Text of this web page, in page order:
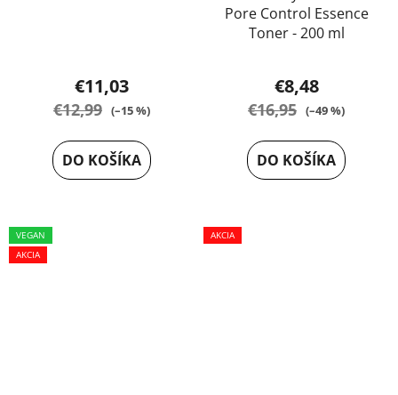
produktu
je
z
5
€11,03
€12,99 (–15 %)
DO KOŠÍKA
Pore Control Essence
Toner - 200 ml
€8,48
€16,95 (–49 %)
DO KOŠÍKA
VEGAN
AKCIA
AKCIA